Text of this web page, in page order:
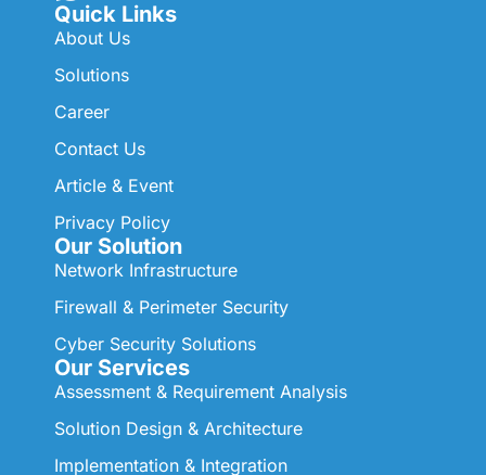
Quick Links
About Us
Solutions
Career
Contact Us
Article & Event
Privacy Policy
Our Solution
Network Infrastructure
Firewall & Perimeter Security
Cyber Security Solutions
Our Services
Assessment & Requirement Analysis
Solution Design & Architecture
Implementation & Integration